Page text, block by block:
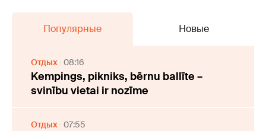
Популярные Новые
Отдых 08:16
Kempings, pikniks, bērnu ballīte –
svinību vietai ir nozīme
Отдых 07:55